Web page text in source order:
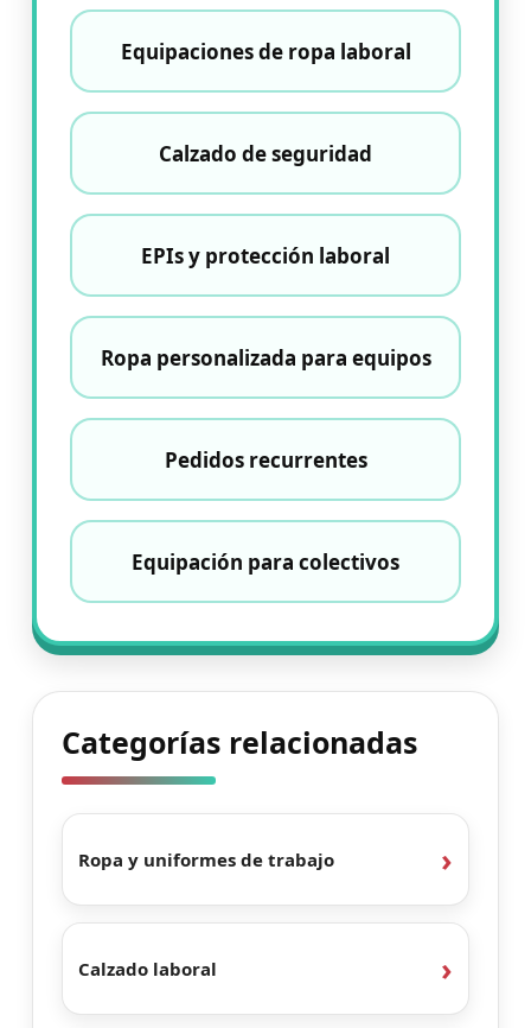
Equipaciones de ropa laboral
Calzado de seguridad
EPIs y protección laboral
Ropa personalizada para equipos
Pedidos recurrentes
Equipación para colectivos
Categorías relacionadas
Ropa y uniformes de trabajo
Calzado laboral